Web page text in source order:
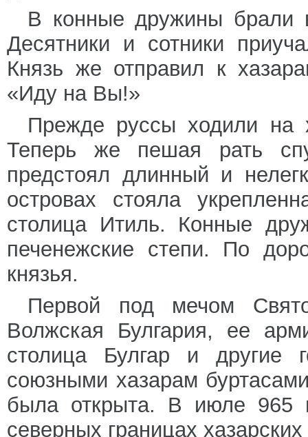
В конные дружины брали
Десятники и сотники
Князь же отправил к
«Иду на Вы!»
Прежде руссы ходили на
Теперь же пешая рать
предстоял длинный и
островах стояла
столица Итиль. Конные
печенежские степи. По
князья.
Первой под мечом
Волжская Булгария, ее
столица Булгар и
союзными хазарам
была открыта. В июле 965
северных границах